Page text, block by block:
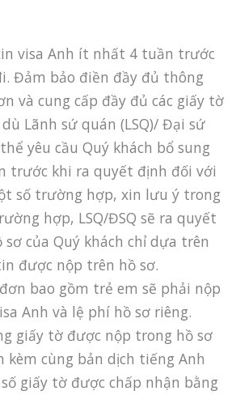
visa Anh ít nhất 4 tuần trước
Đảm bảo điền đầy đủ thông
và cung cấp đầy đủ các giấy tờ
Lãnh sứ quán (LSQ)/ Đại sứ
yêu cầu Quý khách bổ sung
trước khi ra quyết định đối với
số trường hợp, xin lưu ý trong
hợp, LSQ/ĐSQ sẽ ra quyết
của Quý khách chỉ dựa trên
được nộp trên hồ sơ.
bao gồm trẻ em sẽ phải nộp
Anh và lệ phí hồ sơ riêng.
giấy tờ được nộp trong hồ sơ
kèm cùng bản dịch tiếng Anh
giấy tờ được chấp nhận bằng